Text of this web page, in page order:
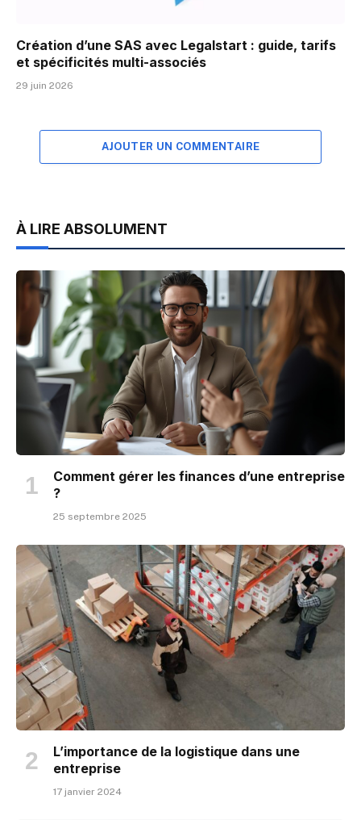
Création d’une SAS avec Legalstart : guide, tarifs
et spécificités multi-associés
29 juin 2026
AJOUTER UN COMMENTAIRE
À LIRE ABSOLUMENT
Comment gérer les finances d’une entreprise
?
25 septembre 2025
L’importance de la logistique dans une
entreprise
17 janvier 2024